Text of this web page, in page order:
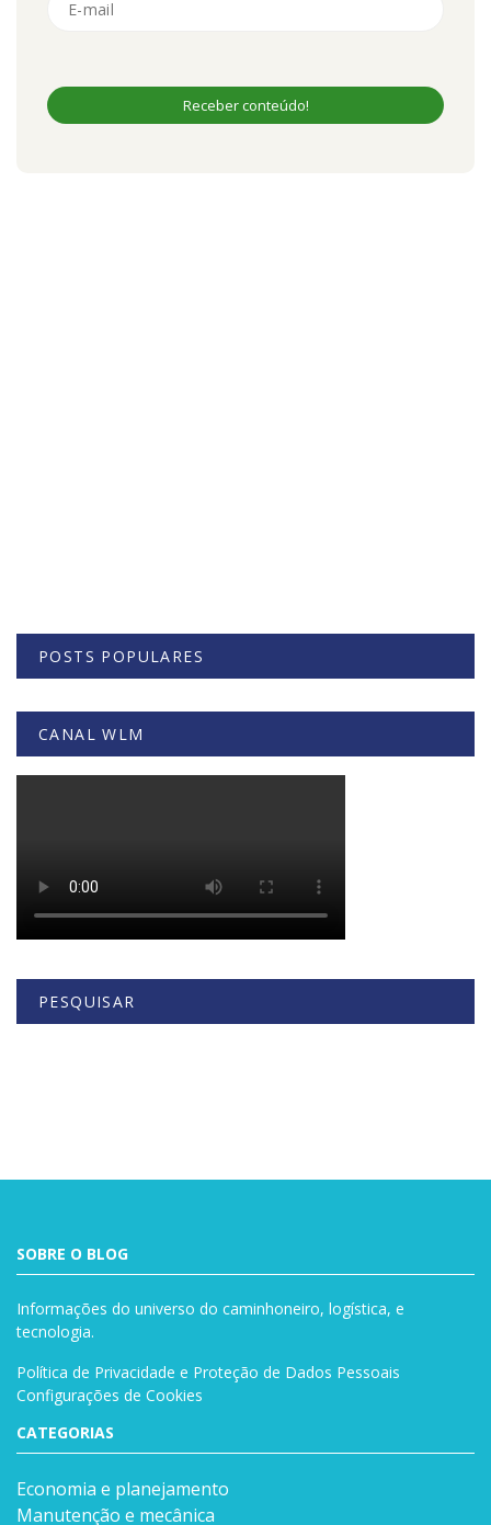
POSTS POPULARES
CANAL WLM
PESQUISAR
SOBRE O BLOG
Informações do universo do caminhoneiro, logística, e
tecnologia.
Política de Privacidade e Proteção de Dados Pessoais
Configurações de Cookies
CATEGORIAS
Economia e planejamento
Manutenção e mecânica